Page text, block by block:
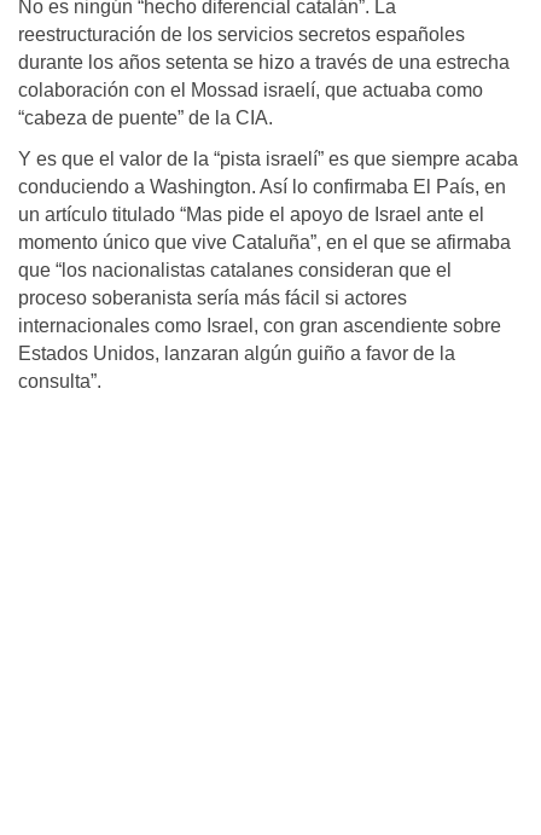
No es ningún “hecho diferencial catalán”. La
reestructuración de los servicios secretos españoles
durante los años setenta se hizo a través de una estrecha
colaboración con el Mossad israelí, que actuaba como
“cabeza de puente” de la CIA.
Y es que el valor de la “pista israelí” es que siempre acaba
conduciendo a Washington. Así lo confirmaba El País, en
un artículo titulado “Mas pide el apoyo de Israel ante el
momento único que vive Cataluña”, en el que se afirmaba
que “los nacionalistas catalanes consideran que el
proceso soberanista sería más fácil si actores
internacionales como Israel, con gran ascendiente sobre
Estados Unidos, lanzaran algún guiño a favor de la
consulta”.